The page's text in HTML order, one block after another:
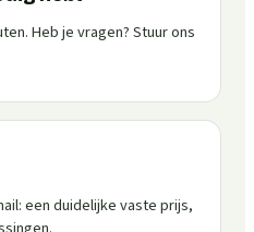
Heb je vragen? Stuur ons
een duidelijke vaste prijs,